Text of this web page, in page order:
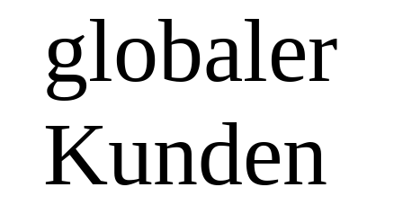
globaler
Kunden